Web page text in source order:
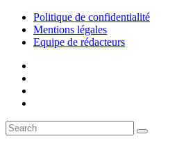
Politique de confidentialité
Mentions légales
Equipe de rédacteurs